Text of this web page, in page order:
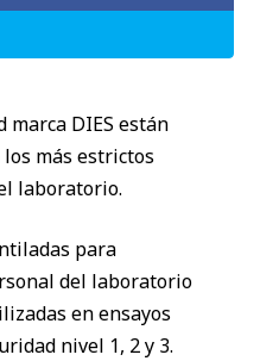
marca DIES están
más estrictos
laboratorio.
para
del laboratorio
en ensayos
nivel 1, 2 y 3.